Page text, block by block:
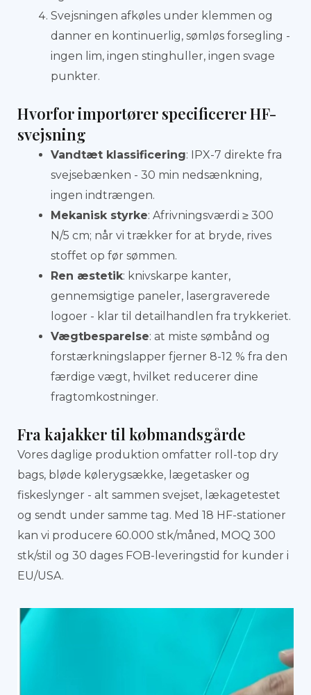
Svejsningen afkøles under klemmen og
danner en kontinuerlig, sømløs forsegling -
ingen lim, ingen stinghuller, ingen svage
punkter.
Hvorfor importører specificerer HF-
svejsning
Vandtæt klassificering: IPX-7 direkte fra
svejsebænken - 30 min nedsænkning,
ingen indtrængen.
Mekanisk styrke: Afrivningsværdi ≥ 300
N/5 cm; når vi trækker for at bryde, rives
stoffet op før sømmen.
Ren æstetik: knivskarpe kanter,
gennemsigtige paneler, lasergraverede
logoer - klar til detailhandlen fra trykkeriet.
Vægtbesparelse: at miste sømbånd og
forstærkningslapper fjerner 8-12 % fra den
færdige vægt, hvilket reducerer dine
fragtomkostninger.
Fra kajakker til købmandsgårde
Vores daglige produktion omfatter roll-top dry
bags, bløde kølerygsække, lægetasker og
fiskeslynger - alt sammen svejset, lækagetestet
og sendt under samme tag. Med 18 HF-stationer
kan vi producere 60.000 stk/måned, MOQ 300
stk/stil og 30 dages FOB-leveringstid for kunder i
EU/USA.